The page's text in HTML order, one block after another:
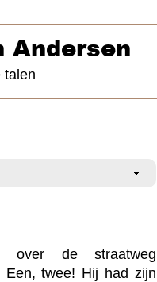
Andersen
talen
over de straatweg
Een, twee! Hij had zijn